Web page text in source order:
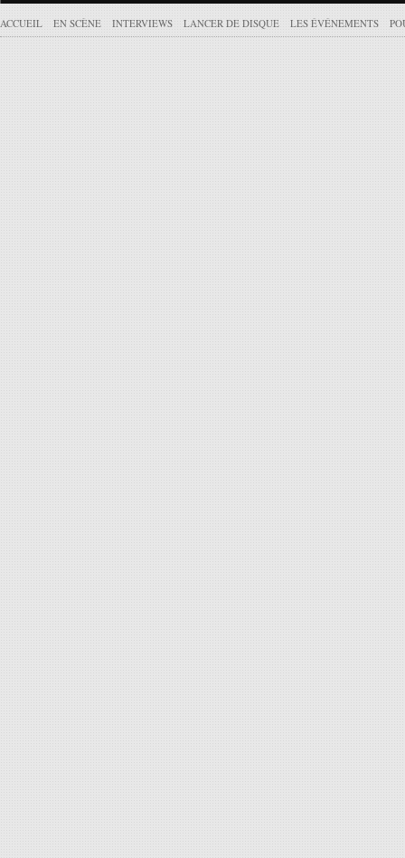
ACCUEIL EN SCÈNE INTERVIEWS LANCER DE DISQUE LES ÉVÉNEMENTS